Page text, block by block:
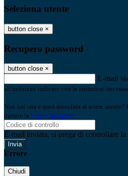
Seleziona utente
button close ×
Recupero password
button close ×
E-mail
all'indirizzo indicato con le istruzioni
Non hai una e-mail associata al nome utente?
tramite la Login Spaggiari
E-mail inviata, si prega di controllare la
Errore
Chiudi